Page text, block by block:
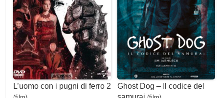
L’uomo con i pugni di ferro 2
Ghost Dog – Il codice del